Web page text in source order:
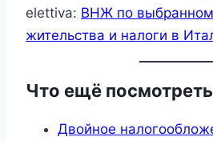
elettiva: ВНЖ по
жительства и налоги в
Что ещё
Двойное